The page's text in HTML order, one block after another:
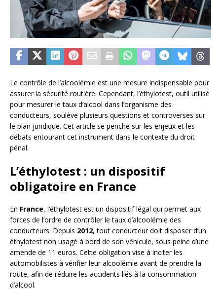
Le contrôle de l’alcoolémie est une mesure indispensable pour
assurer la sécurité routière. Cependant, l’éthylotest, outil utilisé
pour mesurer le taux d’alcool dans l’organisme des
conducteurs, soulève plusieurs questions et controverses sur
le plan juridique. Cet article se penche sur les enjeux et les
débats entourant cet instrument dans le contexte du droit
pénal.
L’éthylotest : un dispositif
obligatoire en France
En France, l’éthylotest est un dispositif légal qui permet aux
forces de l’ordre de contrôler le taux d’alcoolémie des
conducteurs. Depuis 2012, tout conducteur doit disposer d’un
éthylotest non usagé à bord de son véhicule, sous peine d’une
amende de 11 euros. Cette obligation vise à inciter les
automobilistes à vérifier leur alcoolémie avant de prendre la
route, afin de réduire les accidents liés à la consommation
d’alcool.